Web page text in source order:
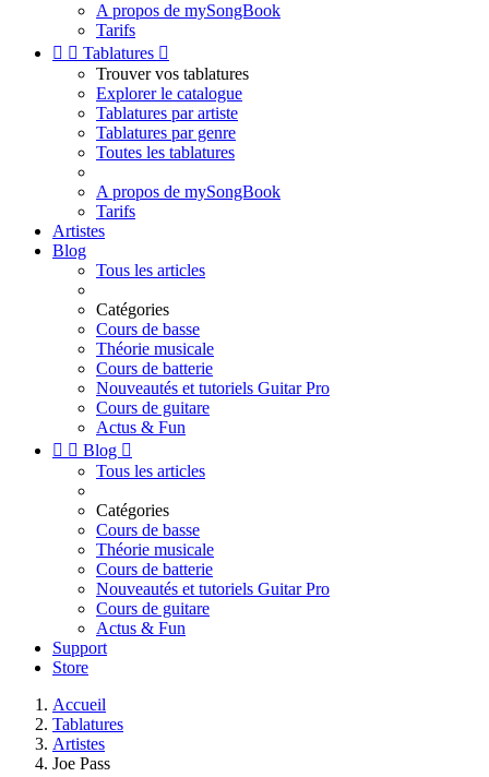
A propos de mySongBook
Tarifs
  Tablatures 
Trouver vos tablatures
Explorer le catalogue
Tablatures par artiste
Tablatures par genre
Toutes les tablatures
A propos de mySongBook
Tarifs
Artistes
Blog
Tous les articles
Catégories
Cours de basse
Théorie musicale
Cours de batterie
Nouveautés et tutoriels Guitar Pro
Cours de guitare
Actus & Fun
  Blog 
Tous les articles
Catégories
Cours de basse
Théorie musicale
Cours de batterie
Nouveautés et tutoriels Guitar Pro
Cours de guitare
Actus & Fun
Support
Store
Accueil
Tablatures
Artistes
Joe Pass